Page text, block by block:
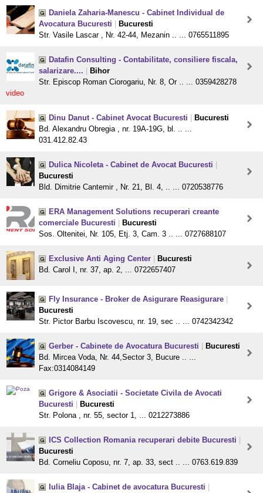
Daniela Zaharia-Manescu - Cabinet Individual de
Avocatura Bucuresti
Bucuresti
Str. Vasile Lascar , Nr. 42-44, Mezanin .. ... 0765511895
Datafin Consulting - Contabilitate, consiliere fiscala,
salarizare....
Bihor
Str. Episcop Roman Ciorogariu, Nr. 8, Or .. ... 0359428278
video
Dinu Danut - Cabinet Avocat Bucuresti
Bucuresti
Bd. Alexandru Obregia , nr. 19A-19G, bl. .. ...
031.412.82.43
Dulica Nicoleta - Cabinet de Avocat Bucuresti
Bucuresti
Bld. Dimitrie Cantemir , Nr. 21, Bl. 4, .. ... 0720538776
ERA Management Solutions recuperari creante
comerciale Bucuresti
Bucuresti
Sos. Oltenitei, Nr. 105, Etj. 3, Cam. 3 .. ... 0727688107
Exclusive Anti Aging Center
Bucuresti
Bd. Carol I, nr. 37, ap. 2, ... 0722657407
Fly Insurance - Broker de Asigurare Reasigurare
Bucuresti
Str. Pictor Barbu Iscovescu, nr. 19, sec .. ... 0742342342
Gerber - Cabinete de Avocatura Bucuresti
Bucuresti
Bd. Mircea Voda, Nr. 44,Sector 3, Bucure .. ...
Fax:0314084149
Grigore & Asociatii - Societate Civila de Avocati
Bucuresti
Bucuresti
Str. Polona , nr. 55, sector 1, ... 0212273886
ICS Collection Romania recuperari debite Bucuresti
Bucuresti
Bd. Corneliu Coposu, nr. 7, ap. 33, sect .. ... 0763.619.839
Iulia Blaja - Cabinet de avocatura Bucuresti